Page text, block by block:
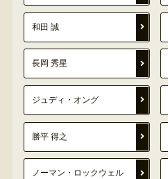
和田 誠
長岡 秀星
ジュディ・オング
勝平 得之
ノーマン・ロックウェル